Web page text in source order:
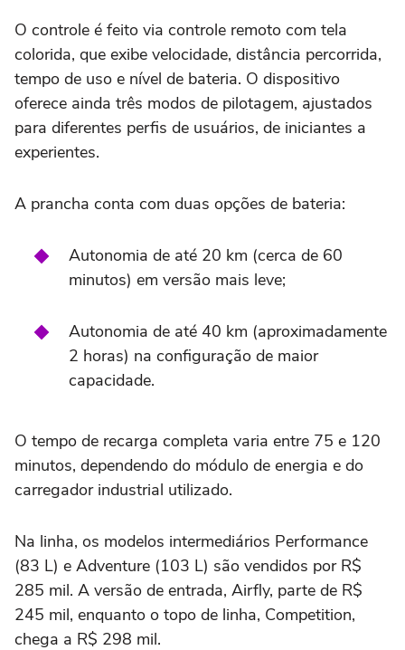
O controle é feito via controle remoto com tela
colorida, que exibe velocidade, distância percorrida,
tempo de uso e nível de bateria. O dispositivo
oferece ainda três modos de pilotagem, ajustados
para diferentes perfis de usuários, de iniciantes a
experientes.
A prancha conta com duas opções de bateria:
Autonomia de até 20 km (cerca de 60
minutos) em versão mais leve;
Autonomia de até 40 km (aproximadamente
2 horas) na configuração de maior
capacidade.
O tempo de recarga completa varia entre 75 e 120
minutos, dependendo do módulo de energia e do
carregador industrial utilizado.
Na linha, os modelos intermediários Performance
(83 L) e Adventure (103 L) são vendidos por R$
285 mil. A versão de entrada, Airfly, parte de R$
245 mil, enquanto o topo de linha, Competition,
chega a R$ 298 mil.